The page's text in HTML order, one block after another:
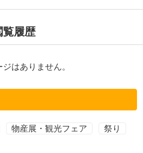
覧履歴
はありません。
物産展・観光フェア 祭り